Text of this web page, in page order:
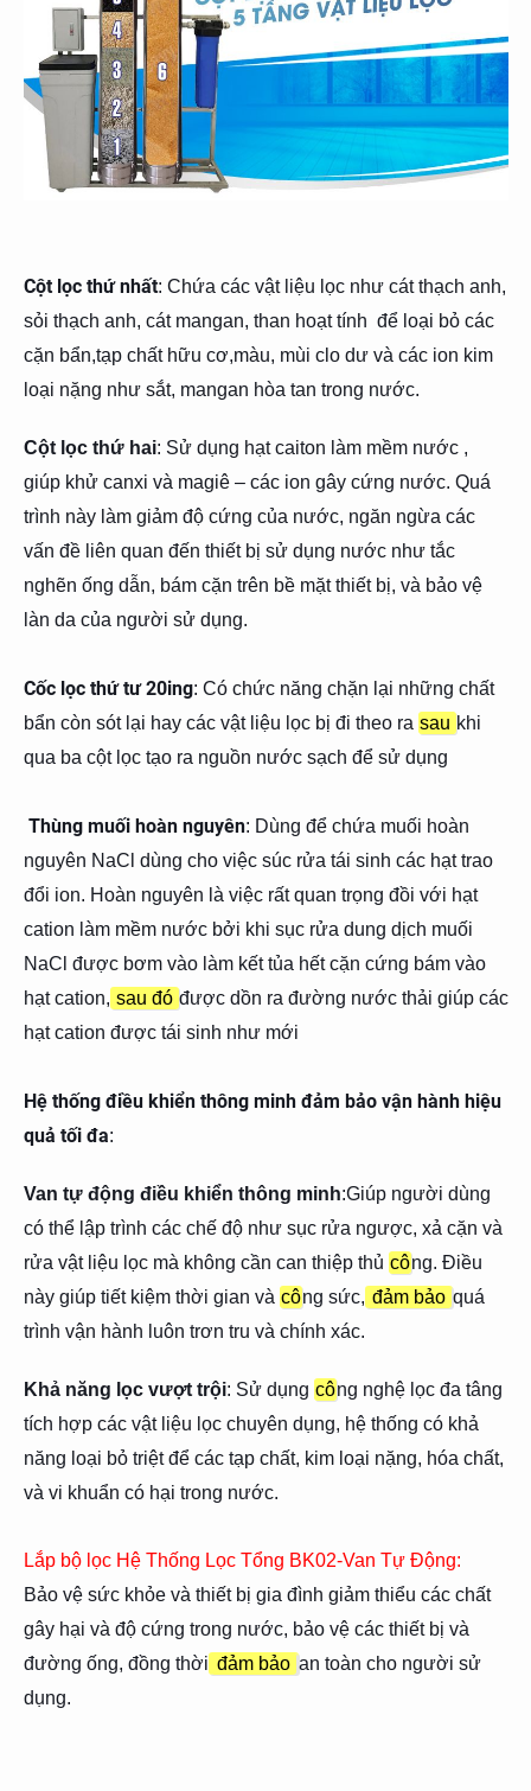
Cột lọc thứ nhất: Chứa các vật liệu lọc như cát thạch anh,
sỏi thạch anh, cát mangan, than hoạt tính để loại bỏ các
cặn bẩn,tạp chất hữu cơ,màu, mùi clo dư và các ion kim
loại nặng như sắt, mangan hòa tan trong nước.
Cột lọc thứ hai: Sử dụng hạt caiton làm mềm nước ,
giúp khử canxi và magiê – các ion gây cứng nước. Quá
trình này làm giảm độ cứng của nước, ngăn ngừa các
vấn đề liên quan đến thiết bị sử dụng nước như tắc
nghẽn ống dẫn, bám cặn trên bề mặt thiết bị, và bảo vệ
làn da của người sử dụng.
Cốc lọc thứ tư 20ing: Có chức năng chặn lại những chất
bẩn còn sót lại hay các vật liệu lọc bị đi theo ra sau khi
qua ba cột lọc tạo ra nguồn nước sạch để sử dụng
Thùng muối hoàn nguyên: Dùng để chứa muối hoàn
nguyên NaCl dùng cho việc súc rửa tái sinh các hạt trao
đổi ion. Hoàn nguyên là việc rất quan trọng đồi với hạt
cation làm mềm nước bởi khi sục rửa dung dịch muối
NaCl được bơm vào làm kết tủa hết cặn cứng bám vào
hạt cation, sau đó được dồn ra đường nước thải giúp các
hạt cation được tái sinh như mới
Hệ thống điều khiển thông minh đảm bảo vận hành hiệu
quả tối đa:
Van tự động điều khiển thông minh:Giúp người dùng
có thể lập trình các chế độ như sục rửa ngược, xả cặn và
rửa vật liệu lọc mà không cần can thiệp thủ công. Điều
này giúp tiết kiệm thời gian và công sức, đảm bảo quá
trình vận hành luôn trơn tru và chính xác.
Khả năng lọc vượt trội: Sử dụng công nghệ lọc đa tâng
tích hợp các vật liệu lọc chuyên dụng, hệ thống có khả
năng loại bỏ triệt để các tạp chất, kim loại nặng, hóa chất,
và vi khuẩn có hại trong nước.
Lắp bộ lọc Hệ Thống Lọc Tổng BK02-Van Tự Động:
Bảo vệ sức khỏe và thiết bị gia đình giảm thiểu các chất
gây hại và độ cứng trong nước, bảo vệ các thiết bị và
đường ống, đồng thời đảm bảo an toàn cho người sử
dụng.